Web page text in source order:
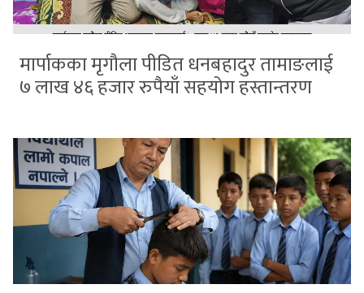
मार्पाकका मृगौला पीडित धनबहादुर तामाङलाई
७ लाख ४६ हजार रुपैयाँ सहयोग हस्तान्तरण